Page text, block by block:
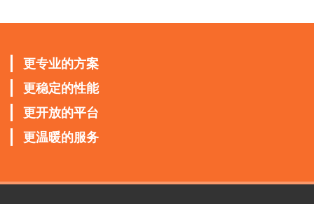
更专业的方案
更稳定的性能
更开放的平台
更温暖的服务